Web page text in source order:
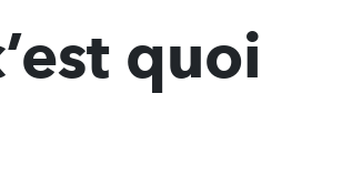
quoi